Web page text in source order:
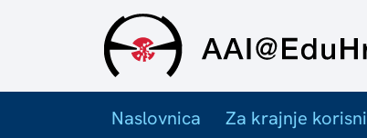
Naslovnica Za krajnje